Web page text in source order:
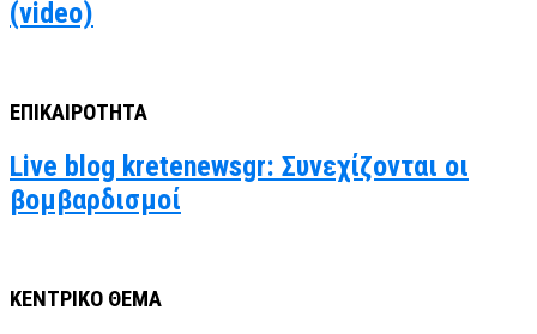
(video)
ΕΠΙΚΑΙΡΟΤΗΤΑ
Live blog kretenewsgr: Συνεχίζονται οι
βομβαρδισμοί
ΚΕΝΤΡΙΚΟ ΘΕΜΑ